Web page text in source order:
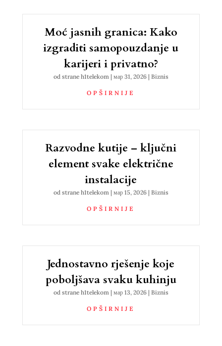
Moć jasnih granica: Kako
izgraditi samopouzdanje u
karijeri i privatno?
od strane h1telekom | мар 31, 2026| Biznis
OPŠIRNIJE
Razvodne kutije – ključni
element svake električne
instalacije
od strane h1telekom| мар 15, 2026| Biznis
OPŠIRNIJE
Jednostavno rješenje koje
poboljšava svaku kuhinju
od strane h1telekom| мар 13, 2026| Biznis
OPŠIRNIJE